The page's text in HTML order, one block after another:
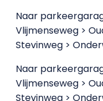
Naar
Vlijmenseweg >
Stevinweg >
Naar
Vlijmenseweg >
Stevinweg >